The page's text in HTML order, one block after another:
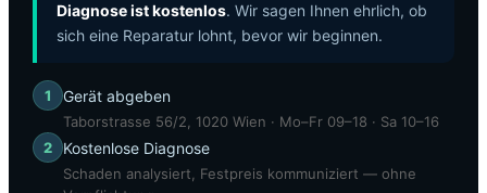
Diagnose ist kostenlos. Wir sagen Ihnen ehrlich, ob
sich eine Reparatur lohnt, bevor wir beginnen.
1 Gerät abgeben
Taborstrasse 56/2, 1020 Wien · Mo–Fr 09–18 · Sa 10–16
2
Kostenlose Diagnose
Schaden analysiert, Festpreis kommuniziert — ohne